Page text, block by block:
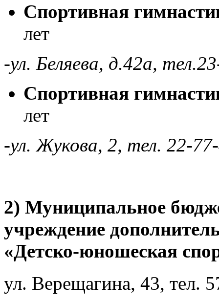
Спортивная
лет
-ул. Беляева, д.42а,
Спортивная
лет
-ул. Жукова, 2, тел. 22-
2) Муниципальное
учреждение
«Детско-юношеская
ул. Верещагина, 43, тел.